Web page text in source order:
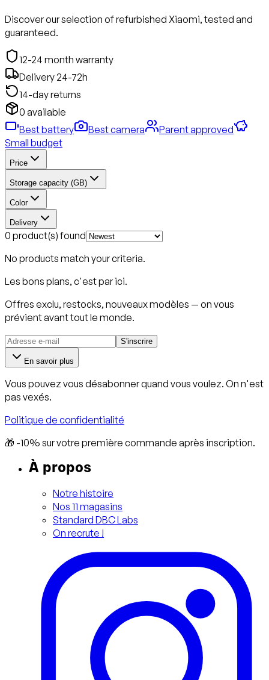
Discover our selection of refurbished Xiaomi, tested and
guaranteed.
12-24 month warranty
Delivery 24-72h
14-day returns
0 available
Best battery
Best camera
Parent approved
Small budget
Price
Storage capacity (GB)
Color
Delivery
0 product(s) found
No products match your criteria.
Les bons plans, c'est par ici.
Offres exclu, restocks, nouveaux modèles — on vous
prévient avant tout le monde.
S'inscrire
En savoir plus
Vous pouvez vous désabonner quand vous voulez. On n'est
pas vexés.
Politique de confidentialité
🎁 -10% sur votre première commande après inscription.
À propos
Notre histoire
Nos 11 magasins
Standard DBC Labs
On recrute !